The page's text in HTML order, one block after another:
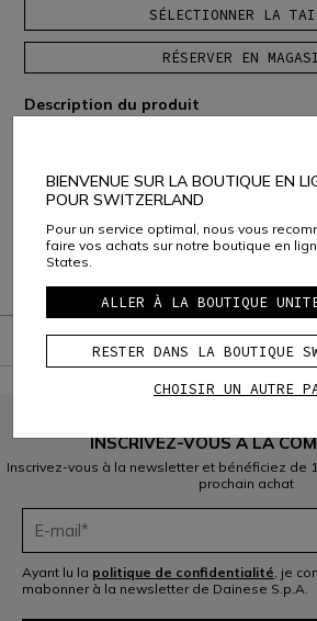
SÉLECTIONNER LA
RÉSERVER EN
Description du produit
Livraison et Retours
Service Client
Garantie
INSCRIVEZ-VOUS À LA
Inscrivez-vous à la newsletter et bénéficiez de
prochain achat
Ayant lu la politique de confidentialité, je
mabonner à la newsletter de Dainese S.p.A.
BIENVENUE SUR LA BOUTIQUE EN
POUR SWITZERLAND
Pour un service optimal, nous vous
faire vos achats sur notre boutique en
States.
ALLER À LA BOUTIQUE
RESTER DANS LA BOUTIQUE
CHOISIR UN AUTRE